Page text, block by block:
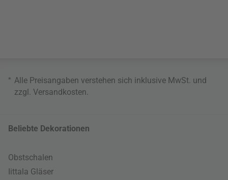
* Alle Preisangaben verstehen sich inklusive MwSt. und
zzgl. Versandkosten
Beliebte Dekorationen
Obstschalen
Iittala Gläser